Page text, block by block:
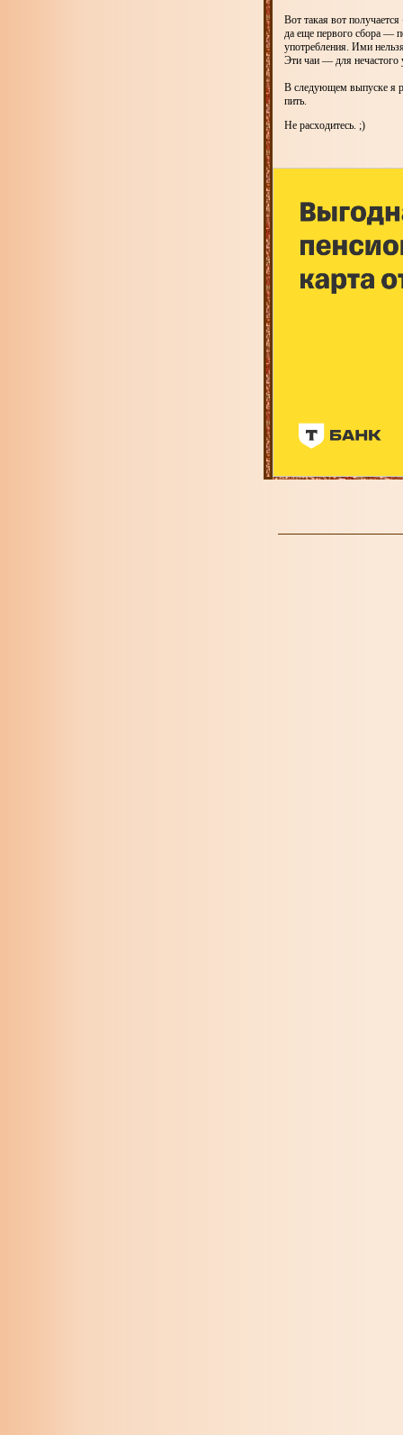
Вот такая вот
да еще первого сбора —
употребления. Ими
Эти чаи — для нечастого
В следующем выпуске я
пить.
Не расходитесь. ;)